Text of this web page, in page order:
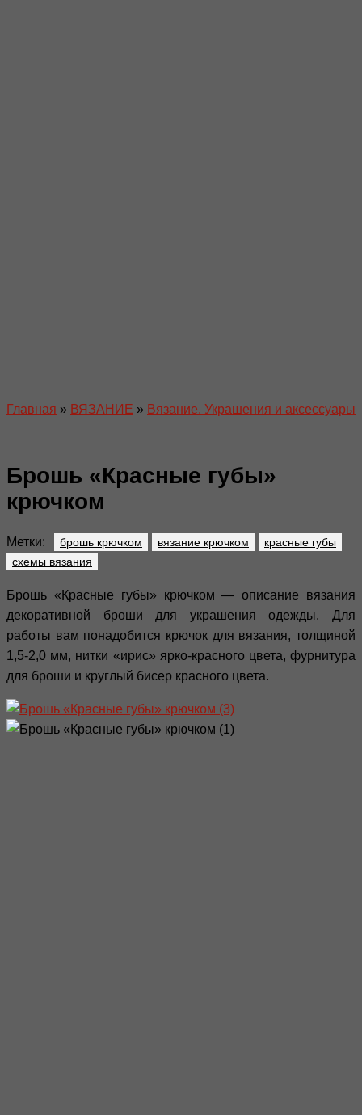
Главная » ВЯЗАНИЕ » Вязание. Украшения и аксессуары
Брошь «Красные губы»
крючком
Метки: брошь крючком вязание крючком
красные губы
схемы вязания
Брошь «Красные губы» крючком — описание вязания
декоративной броши для украшения одежды. Для
работы вам понадобится крючок для вязания, толщиной
1,5-2,0 мм, нитки «ирис» ярко-красного цвета, фурнитура
для броши и круглый бисер красного цвета.